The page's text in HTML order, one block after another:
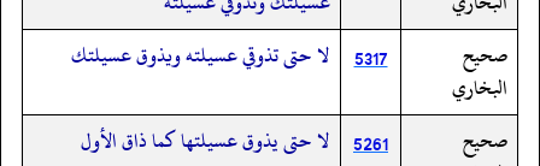
صحيح
البخاري
5317 لا حتى تذوقي عسيلته ويذوق عسيلتك
صحيح
5261 لا حتى يذوق عسيلتها كما ذاق الأول